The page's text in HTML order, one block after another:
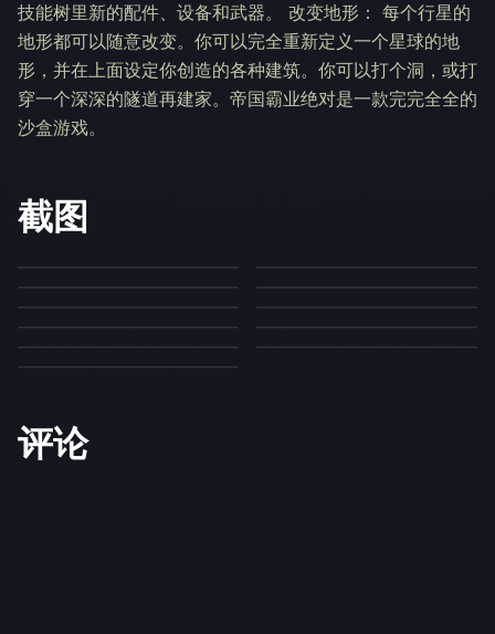
技能树里新的配件、设备和武器。 改变地形： 每个行星的
地形都可以随意改变。你可以完全重新定义一个星球的地
形，并在上面设定你创造的各种建筑。你可以打个洞，或打
穿一个深深的隧道再建家。帝国霸业绝对是一款完完全全的
沙盒游戏。
截图
评论